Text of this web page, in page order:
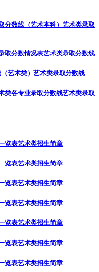
分数线（艺术本科） 艺术类录取
取分数情况表艺术类录取分数线
艺术类） 艺术类录取分数线
类各专业录取分数线艺术类录取
览表艺术类招生简章
览表艺术类招生简章
览表艺术类招生简章
览表艺术类招生简章
览表艺术类招生简章
览表艺术类招生简章
览表艺术类招生简章